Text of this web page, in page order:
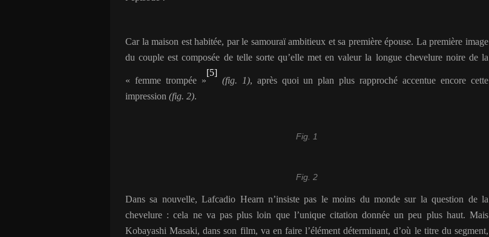
Car la maison est habitée, par le samouraï ambitieux et sa première épouse. La première image
du couple est composée de telle sorte qu’elle met en valeur la longue chevelure noire de la
« femme trompée »
[5]
(fig. 1), après quoi un plan plus rapproché accentue encore cette
impression (fig. 2).
Fig. 1
Fig. 2
Dans sa nouvelle, Lafcadio Hearn n’insiste pas le moins du monde sur la question de la
chevelure : cela ne va pas plus loin que l’unique citation donnée un peu plus haut. Mais
Kobayashi Masaki, dans son film, va en faire l’élément déterminant, d’où le titre du segment,